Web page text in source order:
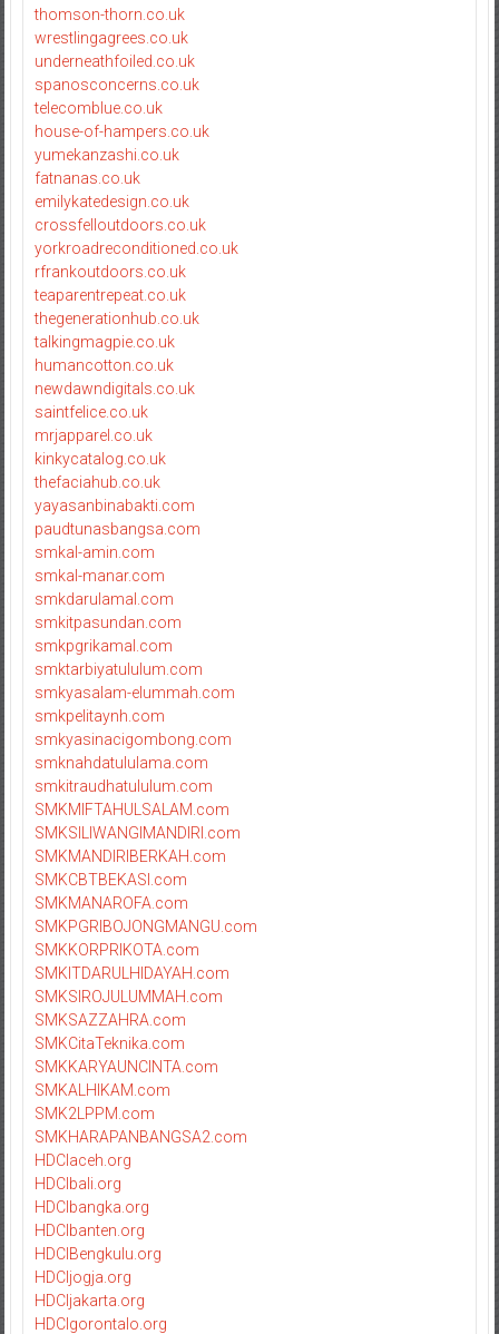
thomson-thorn.co.uk
wrestlingagrees.co.uk
underneathfoiled.co.uk
spanosconcerns.co.uk
telecomblue.co.uk
house-of-hampers.co.uk
yumekanzashi.co.uk
fatnanas.co.uk
emilykatedesign.co.uk
crossfelloutdoors.co.uk
yorkroadreconditioned.co.uk
rfrankoutdoors.co.uk
teaparentrepeat.co.uk
thegenerationhub.co.uk
talkingmagpie.co.uk
humancotton.co.uk
newdawndigitals.co.uk
saintfelice.co.uk
mrjapparel.co.uk
kinkycatalog.co.uk
thefaciahub.co.uk
yayasanbinabakti.com
paudtunasbangsa.com
smkal-amin.com
smkal-manar.com
smkdarulamal.com
smkitpasundan.com
smkpgrikamal.com
smktarbiyatululum.com
smkyasalam-elummah.com
smkpelitaynh.com
smkyasinacigombong.com
smknahdatululama.com
smkitraudhatululum.com
SMKMIFTAHULSALAM.com
SMKSILIWANGIMANDIRI.com
SMKMANDIRIBERKAH.com
SMKCBTBEKASI.com
SMKMANAROFA.com
SMKPGRIBOJONGMANGU.com
SMKKORPRIKOTA.com
SMKITDARULHIDAYAH.com
SMKSIROJULUMMAH.com
SMKSAZZAHRA.com
SMKCitaTeknika.com
SMKKARYAUNCINTA.com
SMKALHIKAM.com
SMK2LPPM.com
SMKHARAPANBANGSA2.com
HDCIaceh.org
HDCIbali.org
HDCIbangka.org
HDCIbanten.org
HDCIBengkulu.org
HDCIjogja.org
HDCIjakarta.org
HDCIgorontalo.org